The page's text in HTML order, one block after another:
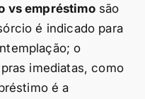
vs empréstimosão
é indicado para
o
imediatas, como
é a